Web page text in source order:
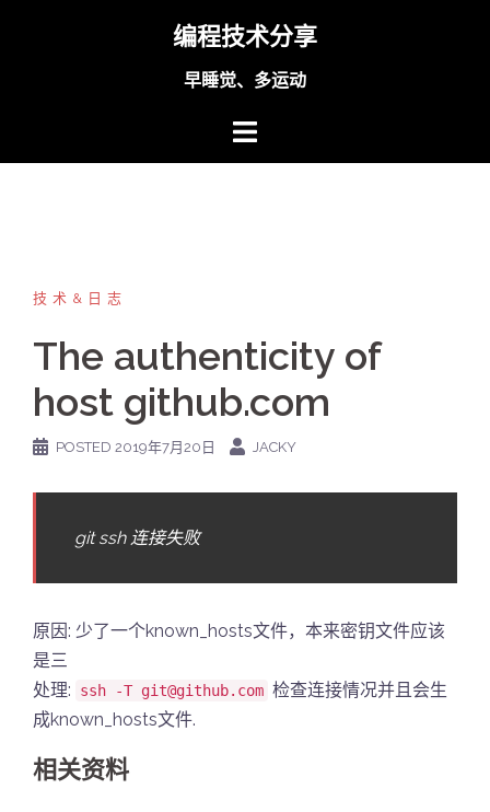
编程技术分享
早睡觉、多运动
技术&日志
The authenticity of
host github.com
POSTED 2019年7月20日 JACKY
git ssh 连接失败
原因: 少了一个known_hosts文件，本来密钥文件应该
是三
处理:
ssh -T git@github.com 检查连接情况并且会生
成known_hosts文件.
相关资料